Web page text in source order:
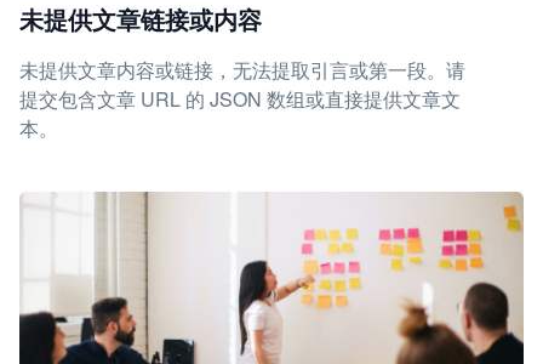
未提供文章链接或内容
未提供文章内容或链接，无法提取引言或第一段。请
提交包含文章 URL 的 JSON 数组或直接提供文章文
本。